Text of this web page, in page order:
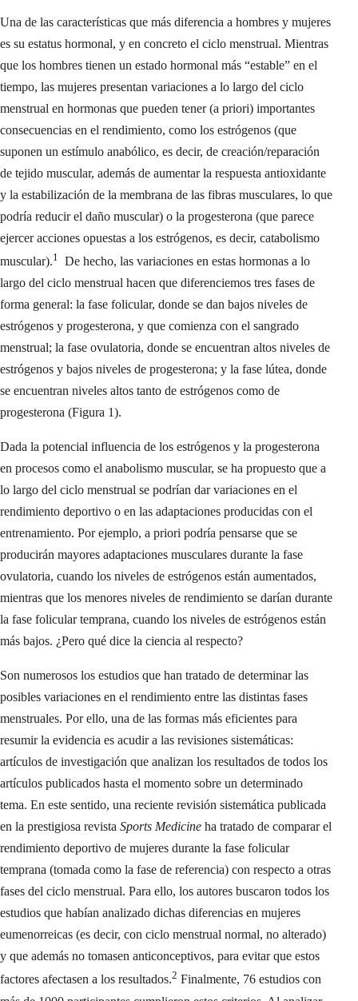
Una de las características que más diferencia a hombres y mujeres
es su estatus hormonal, y en concreto el ciclo menstrual. Mientras
que los hombres tienen un estado hormonal más “estable” en el
tiempo, las mujeres presentan variaciones a lo largo del ciclo
menstrual en hormonas que pueden tener (a priori) importantes
consecuencias en el rendimiento, como los estrógenos (que
suponen un estímulo anabólico, es decir, de creación/reparación
de tejido muscular, además de aumentar la respuesta antioxidante
y la estabilización de la membrana de las fibras musculares, lo que
podría reducir el daño muscular) o la progesterona (que parece
ejercer acciones opuestas a los estrógenos, es decir, catabolismo
muscular).1 De hecho, las variaciones en estas hormonas a lo
largo del ciclo menstrual hacen que diferenciemos tres fases de
forma general: la fase folicular, donde se dan bajos niveles de
estrógenos y progesterona, y que comienza con el sangrado
menstrual; la fase ovulatoria, donde se encuentran altos niveles de
estrógenos y bajos niveles de progesterona; y la fase lútea, donde
se encuentran niveles altos tanto de estrógenos como de
progesterona (Figura 1).
Dada la potencial influencia de los estrógenos y la progesterona
en procesos como el anabolismo muscular, se ha propuesto que a
lo largo del ciclo menstrual se podrían dar variaciones en el
rendimiento deportivo o en las adaptaciones producidas con el
entrenamiento. Por ejemplo, a priori podría pensarse que se
producirán mayores adaptaciones musculares durante la fase
ovulatoria, cuando los niveles de estrógenos están aumentados,
mientras que los menores niveles de rendimiento se darían durante
la fase folicular temprana, cuando los niveles de estrógenos están
más bajos. ¿Pero qué dice la ciencia al respecto?
Son numerosos los estudios que han tratado de determinar las
posibles variaciones en el rendimiento entre las distintas fases
menstruales. Por ello, una de las formas más eficientes para
resumir la evidencia es acudir a las revisiones sistemáticas:
artículos de investigación que analizan los resultados de todos los
artículos publicados hasta el momento sobre un determinado
tema. En este sentido, una reciente revisión sistemática publicada
en la prestigiosa revista Sports Medicine ha tratado de comparar el
rendimiento deportivo de mujeres durante la fase folicular
temprana (tomada como la fase de referencia) con respecto a otras
fases del ciclo menstrual. Para ello, los autores buscaron todos los
estudios que habían analizado dichas diferencias en mujeres
eumenorreicas (es decir, con ciclo menstrual normal, no alterado)
y que además no tomasen anticonceptivos, para evitar que estos
factores afectasen a los resultados.2 Finalmente, 76 estudios con